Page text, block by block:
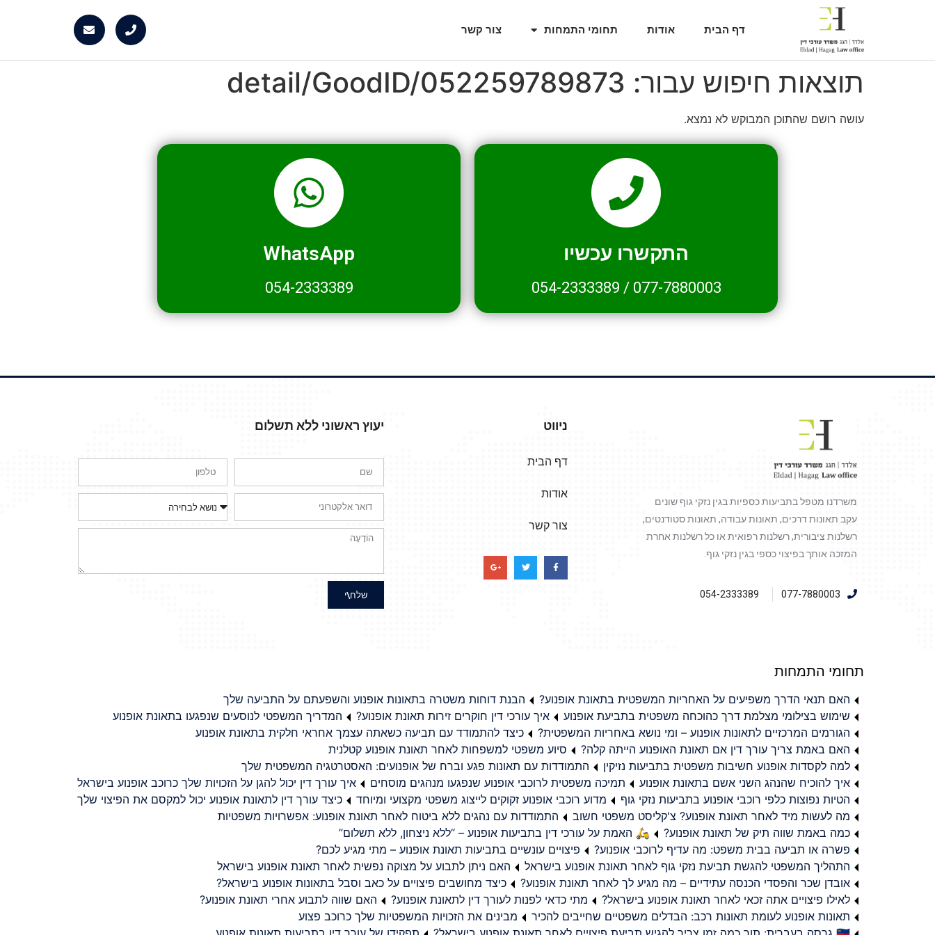
דף הבית אודות תחומי התמחות צור קשר
תוצאות חיפוש עבור: detail/GoodID/052259789873
עושה רושם שהתוכן המבוקש לא נמצא.
התקשרו עכשיו
077-7880003
/
054-2333389
WhatsApp
054-2333389
משרדנו מטפל בתביעות כספיות בגין נזקי גוף שונים
עקב תאונות דרכים, תאונות עבודה, תאונות סטודנטים,
רשלנות ציבורית, רשלנות רפואית או כל רשלנות אחרת
המזכה אותך בפיצוי כספי בגין נזקי גוף.
077-7880003
054-2333389
ניווט
דף הבית
אודות
צור קשר
יעוץ ראשוני ללא תשלום
שלח\י
תחומי התמחות
האם תנאי הדרך משפיעים על האחריות המשפטית בתאונת אופנוע?
הבנת דוחות משטרה בתאונות אופנוע והשפעתם על התביעה שלך
שימוש בצילומי מצלמת דרך כהוכחה משפטית בתביעת אופנוע
איך עורכי דין חוקרים זירות תאונת אופנוע?
המדריך המשפטי לנוסעים שנפגעו בתאונת אופנוע
הגורמים המרכזיים לתאונות אופנוע – ומי נושא באחריות המשפטית?
כיצד להתמודד עם תביעה כשאתה עצמך אחראי חלקית בתאונת אופנוע
האם באמת צריך עורך דין אם תאונת האופנוע הייתה קלה?
סיוע משפטי למשפחות לאחר תאונת אופנוע קטלנית
למה לקסדות אופנוע חשיבות משפטית בתביעות נזיקין
התמודדות עם תאונות פגע וברח של אופנועים: האסטרטגיה המשפטית שלך
איך להוכיח שהנהג השני אשם בתאונת אופנוע
תמיכה משפטית לרוכבי אופנוע שנפגעו מנהגים מוסחים
איך עורך דין יכול להגן על הזכויות שלך כרוכב אופנוע בישראל
הטיות נפוצות כלפי רוכבי אופנוע בתביעות נזקי גוף
מדוע רוכבי אופנוע זקוקים לייצוג משפטי מקצועי ומיוחד
כיצד עורך דין לתאונת אופנוע יכול למקסם את הפיצוי שלך
מה לעשות מיד לאחר תאונת אופנוע? צ'קליסט משפטי חשוב
התמודדות עם נהגים ללא ביטוח לאחר תאונת אופנוע: אפשרויות משפטיות
כמה באמת שווה תיק של תאונת אופנוע?
🛵 האמת על עורכי דין בתביעות אופנוע – “ללא ניצחון, ללא תשלום”
פשרה או תביעה בבית משפט: מה עדיף לרוכבי אופנוע?
פיצויים עונשיים בתביעות תאונת אופנוע – מתי מגיע לכם?
התהליך המשפטי להגשת תביעת נזקי גוף לאחר תאונת אופנוע בישראל
האם ניתן לתבוע על מצוקה נפשית לאחר תאונת אופנוע בישראל
אובדן שכר והפסדי הכנסה עתידיים – מה מגיע לך לאחר תאונת אופנוע?
כיצד מחושבים פיצויים על כאב וסבל בתאונות אופנוע בישראל?
לאילו פיצויים אתה זכאי לאחר תאונת אופנוע בישראל?
מתי כדאי לפנות לעורך דין לתאונת אופנוע?
האם שווה לתבוע אחרי תאונת אופנוע?
תאונות אופנוע לעומת תאונות רכב: הבדלים משפטיים שחייבים להכיר
מבינים את הזכויות המשפטיות שלך כרוכב פצוע